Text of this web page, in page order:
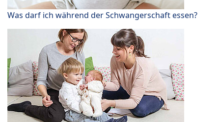
Was darf ich während der Schwangerschaft essen?